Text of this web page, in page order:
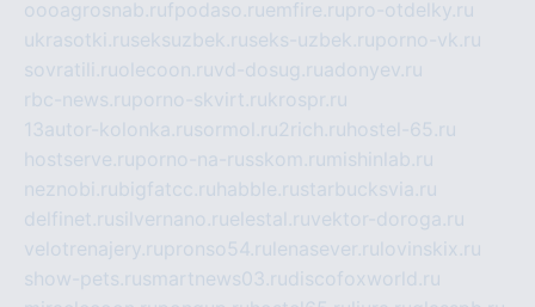
oooagrosnab.rufpodaso.ruemfire.rupro-otdelky.ru
ukrasotki.ruseksuzbek.ruseks-uzbek.ruporno-vk.ru
sovratili.ruolecoon.ruvd-dosug.ruadonyev.ru
rbc-news.ruporno-skvirt.rukrospr.ru
13autor-kolonka.rusormol.ru2rich.ru hostel-65.ru
hostserve.ruporno-na-russkom.ru mishinlab.ru
neznobi.rubigfatcc.ru habble.rustarbucksvia.ru
delfinet.rusilvernano.ruelestal.ruvektor-doroga.ru
velotrenajery.rupronso54.ru lenasever.ru lovinskix.ru
show-pets.rusmartnews03.rudiscofoxworld.ru